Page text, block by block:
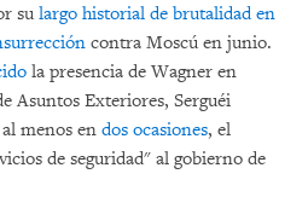
su largo historial de brutalidad en
contra Moscú en junio.
la presencia de Wagner en
Asuntos Exteriores, Serguéi
menos en dos ocasiones, el
de seguridad" al gobierno de